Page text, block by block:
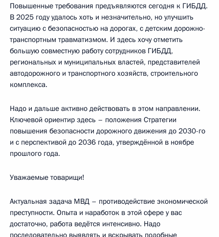
Повышенные требования предъявляются сегодня к ГИБДД.
В 2025 году удалось хоть и незначительно, но улучшить
ситуацию с безопасностью на дорогах, с детским дорожно-
транспортным травматизмом. И здесь хочу отметить
большую совместную работу сотрудников ГИБДД,
региональных и муниципальных властей, представителей
автодорожного и транспортного хозяйств, строительного
комплекса.
Надо и дальше активно действовать в этом направлении.
Ключевой ориентир здесь – положения Стратегии
повышения безопасности дорожного движения до 2030-го
и c перспективой до 2036 года, утверждённой в ноябре
прошлого года.
Уважаемые товарищи!
Актуальная задача МВД – противодействие экономической
преступности. Опыта и наработок в этой сфере у вас
достаточно, работа ведётся интенсивно. Надо
последовательно выявлять и вскрывать подобные